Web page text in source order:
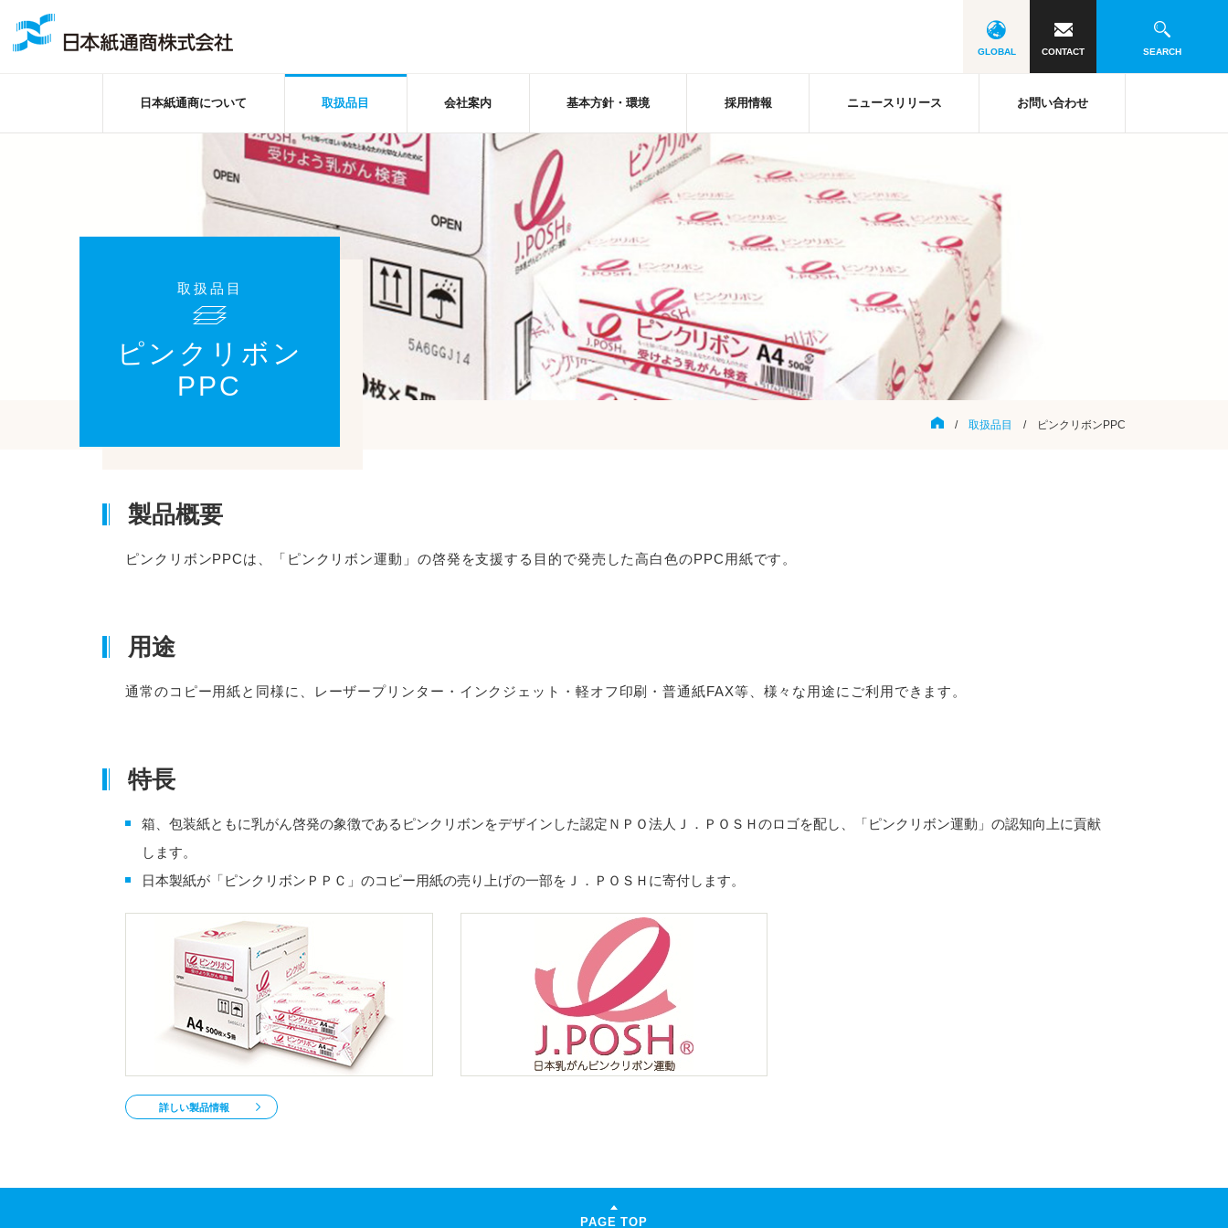
GLOBAL CONTACT SEARCH
日本紙通商について 取扱品目 会社案内 基本方針・環境 採用情報 ニュースリリース お問い合わせ
取扱品目
ピンクリボン
PPC
/ 取扱品目 / ピンクリボンPPC
製品概要
ピンクリボンPPCは、「ピンクリボン運動」の啓発を支援する目的で発売した高白色のPPC用紙です。
用途
通常のコピー用紙と同様に、レーザープリンター・インクジェット・軽オフ印刷・普通紙FAX等、様々な用途にご利用できます。
特長
箱、包装紙ともに乳がん啓発の象徴であるピンクリボンをデザインした認定ＮＰＯ法人Ｊ．ＰＯＳＨのロゴを配し、「ピンクリボン運動」の認知向上に貢献
します。
日本製紙が「ピンクリボンＰＰＣ」のコピー用紙の売り上げの一部をＪ．ＰＯＳＨに寄付します。
詳しい製品情報
PAGE TOP